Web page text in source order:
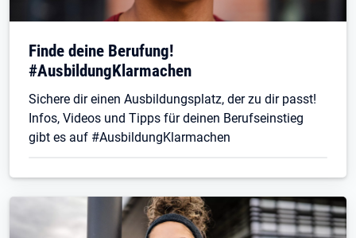
Finde deine Berufung!
#AusbildungKlarmachen
Sichere dir einen Ausbildungsplatz, der zu dir passt!
Infos, Videos und Tipps für deinen Berufseinstieg
gibt es auf #AusbildungKlarmachen